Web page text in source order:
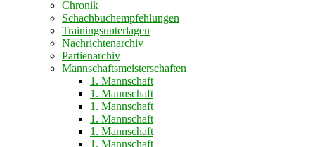
Chronik
Schachbuchempfehlungen
Trainingsunterlagen
Nachrichtenarchiv
Partienarchiv
Mannschaftsmeisterschaften
1. Mannschaft
1. Mannschaft
1. Mannschaft
1. Mannschaft
1. Mannschaft
1. Mannschaft